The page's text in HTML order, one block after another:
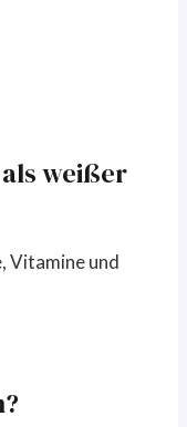
weißer
Vitamine und